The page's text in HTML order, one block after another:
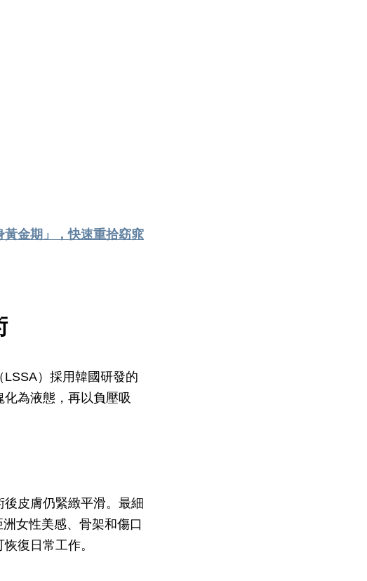
金期」，快速重拾窈窕
）採用韓國研發的
為液態，再以負壓吸
皮膚仍緊緻平滑。最細
女性美感、骨架和傷口
復日常工作。